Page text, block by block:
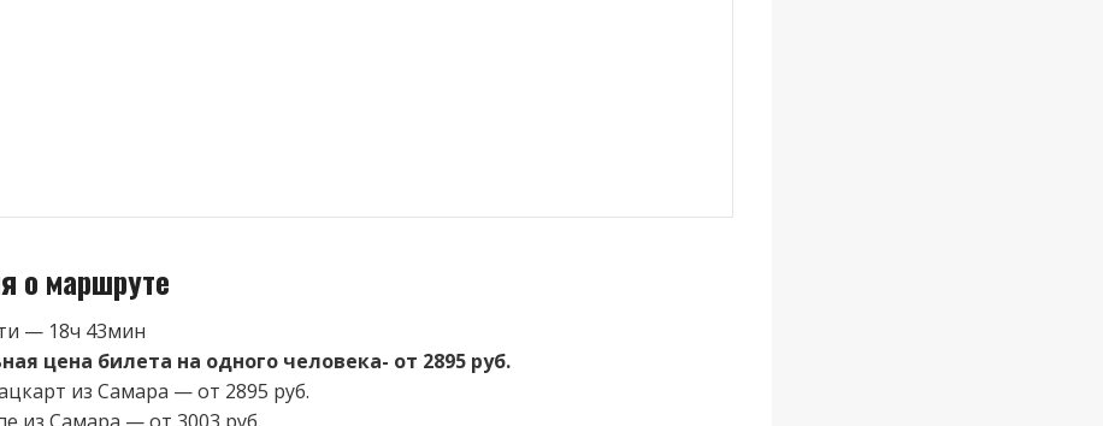
о маршруте
— 18ч 43мин
цена билета на одного человека- от 2895 руб.
из Самара — от 2895 руб.
из Самара — от 3003 руб.